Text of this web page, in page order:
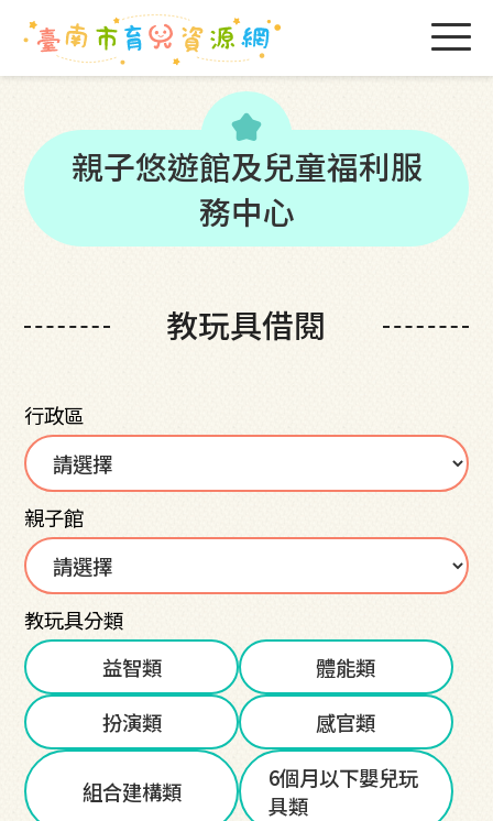
kid_star
親子悠遊館及兒童福利服
務中心
教玩具借閱
行政區
親子館
教玩具分類
益智類
體能類
扮演類
感官類
組合建構類
6個月以下嬰兒玩
具類